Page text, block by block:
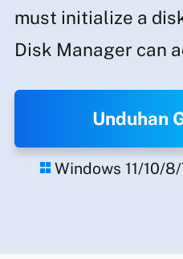
must initialize a
Disk Manager can
Unduhan
 Windows 11/10/